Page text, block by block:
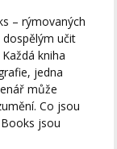
– rýmovaných
učit
kniha
jedna
může
Co jsou
jsou